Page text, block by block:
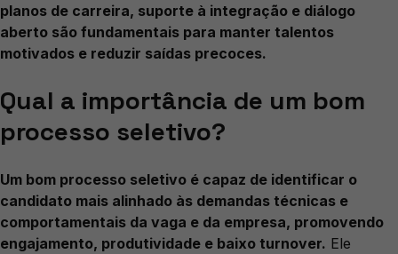
planos de carreira, suporte à integração e diálogo
aberto são fundamentais para manter talentos
motivados e reduzir saídas precoces.
Qual a importância de um bom
processo seletivo?
Um bom processo seletivo é capaz de identificar o
candidato mais alinhado às demandas técnicas e
comportamentais da vaga e da empresa, promovendo
engajamento, produtividade e baixo turnover. Ele